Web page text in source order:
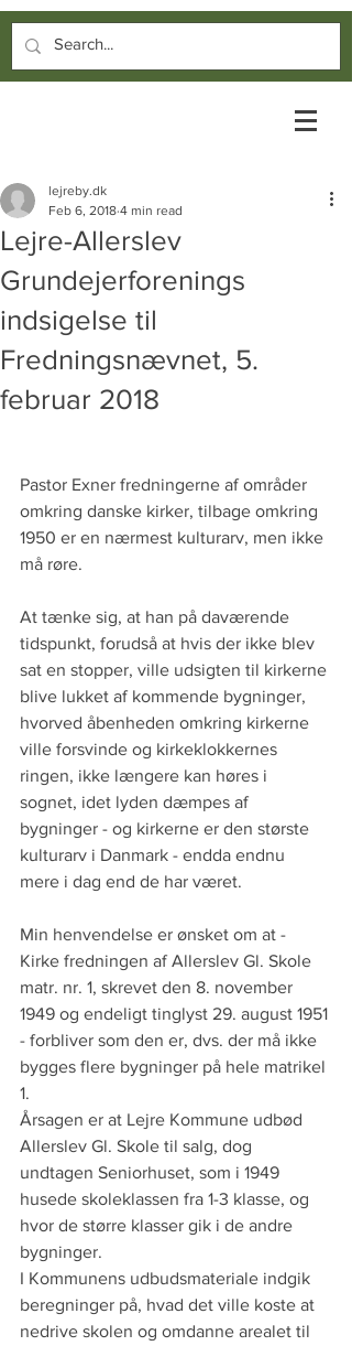
Lejre-Allerslev
Grundejerforenings
indsigelse til
Fredningsnævnet, 5.
februar 2018
lejreby.dk
Feb 6, 2018 4 min read
Pastor Exner fredningerne af områder
omkring danske kirker, tilbage omkring
1950 er en nærmest kulturarv, men ikke
må røre.
At tænke sig, at han på daværende
tidspunkt, forudså at hvis der ikke blev
sat en stopper, ville udsigten til kirkerne
blive lukket af kommende bygninger,
hvorved åbenheden omkring kirkerne
ville forsvinde og kirkeklokkernes
ringen, ikke længere kan høres i
sognet, idet lyden dæmpes af
bygninger - og kirkerne er den største
kulturarv i Danmark - endda endnu
mere i dag end de har været.
Min henvendelse er ønsket om at -
Kirke fredningen af Allerslev Gl. Skole
matr. nr. 1, skrevet den 8. november
1949 og endeligt tinglyst 29. august 1951
- forbliver som den er, dvs. der må ikke
bygges flere bygninger på hele matrikel
1.
Årsagen er at Lejre Kommune udbød
Allerslev Gl. Skole til salg, dog
undtagen Seniorhuset, som i 1949
husede skoleklassen fra 1-3 klasse, og
hvor de større klasser gik i de andre
bygninger.
I Kommunens udbudsmateriale indgik
beregninger på, hvad det ville koste at
nedrive skolen og omdanne arealet til